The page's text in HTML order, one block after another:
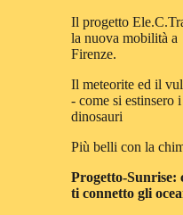
Il progetto
la nuova mobilità a
Firenze.
Il meteorite ed il
- come si estinsero i
dinosauri
Più belli con la
Progetto-Sunrise:
ti connetto gli